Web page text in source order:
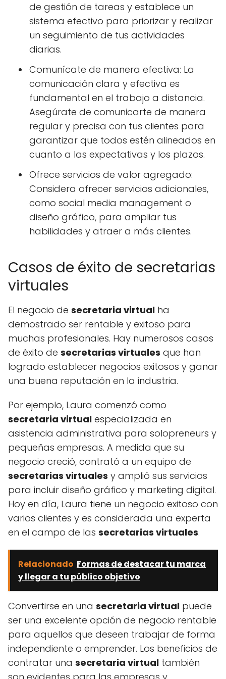
de gestión de tareas y establece un
sistema efectivo para priorizar y realizar
un seguimiento de tus actividades
diarias.
Comunícate de manera efectiva: La
comunicación clara y efectiva es
fundamental en el trabajo a distancia.
Asegúrate de comunicarte de manera
regular y precisa con tus clientes para
garantizar que todos estén alineados en
cuanto a las expectativas y los plazos.
Ofrece servicios de valor agregado:
Considera ofrecer servicios adicionales,
como social media management o
diseño gráfico, para ampliar tus
habilidades y atraer a más clientes.
Casos de éxito de secretarias
virtuales
El negocio de secretaria virtual ha
demostrado ser rentable y exitoso para
muchas profesionales. Hay numerosos casos
de éxito de secretarias virtuales que han
logrado establecer negocios exitosos y ganar
una buena reputación en la industria.
Por ejemplo, Laura comenzó como
secretaria virtual especializada en
asistencia administrativa para solopreneurs y
pequeñas empresas. A medida que su
negocio creció, contrató a un equipo de
secretarias virtuales y amplió sus servicios
para incluir diseño gráfico y marketing digital.
Hoy en día, Laura tiene un negocio exitoso con
varios clientes y es considerada una experta
en el campo de las secretarias virtuales.
Relacionado Formas de destacar tu marca
y llegar a tu público objetivo
Convertirse en una secretaria virtual puede
ser una excelente opción de negocio rentable
para aquellos que deseen trabajar de forma
independiente o emprender. Los beneficios de
contratar una secretaria virtual también